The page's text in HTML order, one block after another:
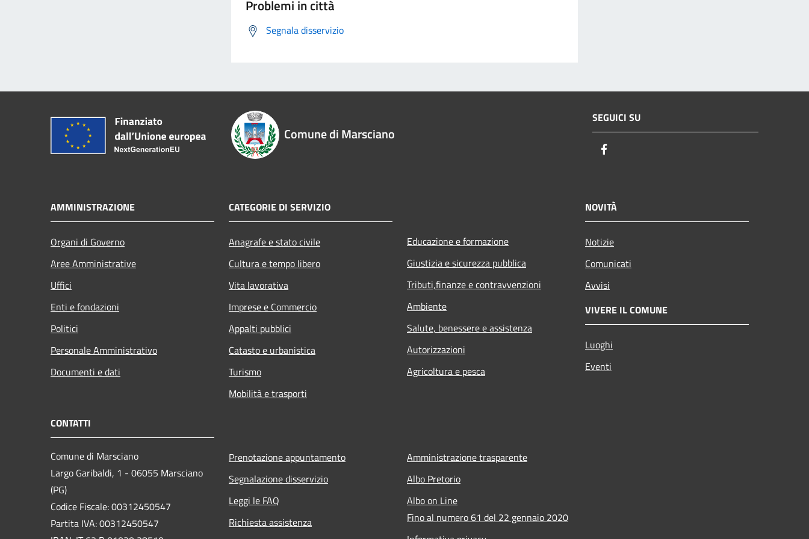
Problemi in città
Segnala disservizio
Comune di Marsciano
SEGUICI SU
AMMINISTRAZIONE
Organi di Governo
Aree Amministrative
Uffici
Enti e fondazioni
Politici
Personale Amministrativo
Documenti e dati
CATEGORIE DI SERVIZIO
Anagrafe e stato civile
Cultura e tempo libero
Vita lavorativa
Imprese e Commercio
Appalti pubblici
Catasto e urbanistica
Turismo
Mobilità e trasporti
Educazione e formazione
Giustizia e sicurezza pubblica
Tributi,finanze e contravvenzioni
Ambiente
Salute, benessere e assistenza
Autorizzazioni
Agricoltura e pesca
NOVITÀ
Notizie
Comunicati
Avvisi
VIVERE IL COMUNE
Luoghi
Eventi
CONTATTI
Comune di Marsciano
Largo Garibaldi, 1 - 06055 Marsciano
(PG)
Codice Fiscale: 00312450547
Partita IVA: 00312450547
Prenotazione appuntamento
Segnalazione disservizio
Leggi le FAQ
Richiesta assistenza
Amministrazione trasparente
Albo Pretorio
Albo on Line
Fino al numero 61 del 22 gennaio 2020